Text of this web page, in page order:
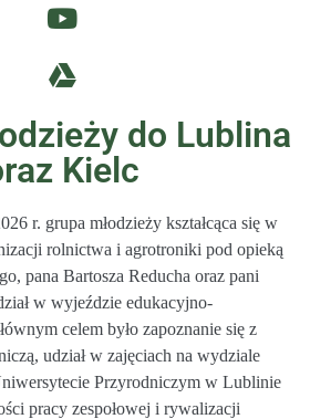
do Lublina
Kielc
r. grupa młodzieży kształcąca się w
rolnictwa i agrotroniki pod opieką
pana Bartosza Reducha oraz pani
w wyjeździe edukacyjno-
celem było zapoznanie się z
udział w zajęciach na wydziale
Przyrodniczym w Lublinie
pracy zespołowej i rywalizacji